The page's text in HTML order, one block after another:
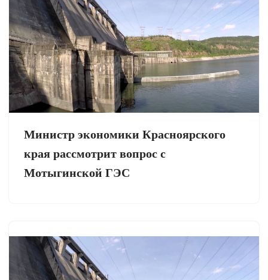
Министр экономики Красноярского
края рассмотрит вопрос с
Мотыгинской ГЭС